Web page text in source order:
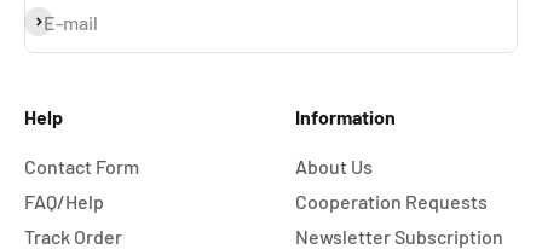
E-mail
Subscribe
Help
Contact Form
FAQ/Help
Track Order
Information
About Us
Cooperation Requests
Newsletter Subscription